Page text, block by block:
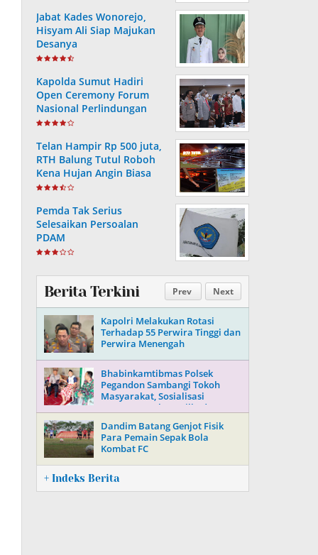
Jabat Kades Wonorejo,
Hisyam Ali Siap Majukan
Desanya
Kapolda Sumut Hadiri
Open Ceremony Forum
Nasional Perlindungan
Anak ke-V Tahun 2022
Telan Hampir Rp 500 juta,
RTH Balung Tutul Roboh
Kena Hujan Angin Biasa
Pemda Tak Serius
Selesaikan Persoalan
PDAM
Prev Next
Berita Terkini
Kapolri Melakukan Rotasi
Terhadap 55 Perwira Tinggi dan
Perwira Menengah
Bhabinkamtibmas Polsek
Pegandon Sambangi Tokoh
Masyarakat, Sosialisasi
Keamanan Jelang Pilkada 2024
Dandim Batang Genjot Fisik
Para Pemain Sepak Bola
Kombat FC
+ Indeks Berita